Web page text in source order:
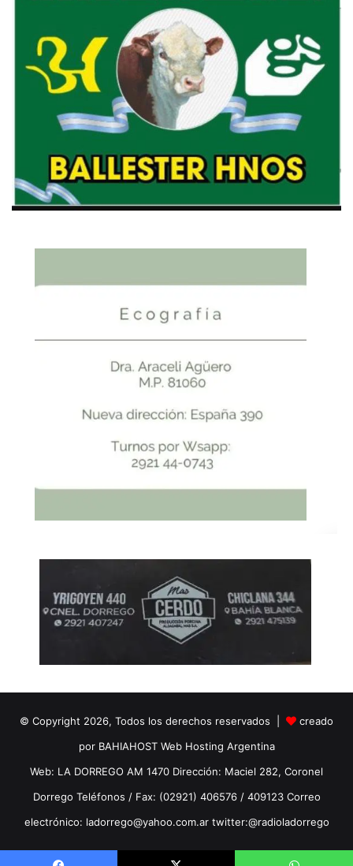
© Copyright 2026, Todos los derechos reservados |
creado
por BAHIAHOST Web Hosting Argentina
Web: LA DORREGO AM 1470 Dirección: Maciel 282, Coronel
Dorrego Teléfonos / Fax: (02921) 406576 / 409123 Correo
electrónico: ladorrego@yahoo.com.ar twitter:@radioladorrego